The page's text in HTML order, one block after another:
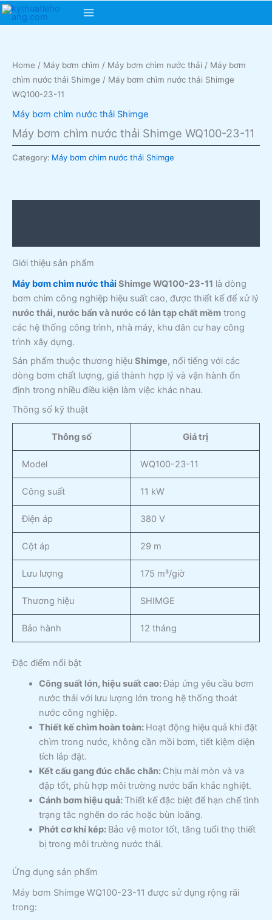
Skip
Main
Home / Máy bơm chìm / Máy bơm chìm nước thải / Máy bơm
chìm nước thải Shimge / Máy bơm chìm nước thải Shimge
WQ100-23-11
Máy bơm chìm nước thải Shimge
Máy bơm chìm nước thải Shimge WQ100-23-11
Category: Máy bơm chìm nước thải Shimge
Giới thiệu sản phẩm
Máy bơm chìm nước thải Shimge WQ100-23-11 là dòng
bơm chìm công nghiệp hiệu suất cao, được thiết kế để xử lý
nước thải, nước bẩn và nước có lẫn tạp chất mềm trong
các hệ thống công trình, nhà máy, khu dân cư hay công
trình xây dựng.
Sản phẩm thuộc thương hiệu Shimge, nổi tiếng với các
dòng bơm chất lượng, giá thành hợp lý và vận hành ổn
định trong nhiều điều kiện làm việc khác nhau.
Thông số kỹ thuật
Thông số Giá trị
Model WQ100-23-11
Công suất 11 kW
Điện áp 380 V
Cột áp 29 m
Lưu lượng 175 m³/giờ
Thương hiệu SHIMGE
Bảo hành 12 tháng
Đặc điểm nổi bật
Công suất lớn, hiệu suất cao:Đáp ứng yêu cầu bơm
nước thải với lưu lượng lớn trong hệ thống thoát
nước công nghiệp.
Thiết kế chìm hoàn toàn: Hoạt động hiệu quả khi đặt
chìm trong nước, không cần mồi bơm, tiết kiệm diện
tích lắp đặt.
Kết cấu gang đúc chắc chắn: Chịu mài mòn và va
đập tốt, phù hợp môi trường nước bẩn khắc nghiệt.
Cánh bơm hiệu quả: Thiết kế đặc biệt để hạn chế tình
trạng tắc nghẽn do rác hoặc bùn loãng.
Phớt cơ khí kép: Bảo vệ motor tốt, tăng tuổi thọ thiết
bị trong môi trường nước thải.
Ứng dụng sản phẩm
Máy bơm Shimge WQ100-23-11 được sử dụng rộng rãi
trong: